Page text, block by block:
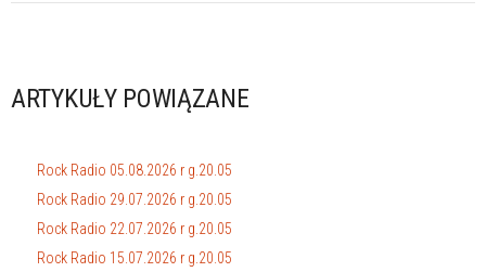
ARTYKUŁY POWIĄZANE
Rock Radio 05.08.2026 r g.20.05
Rock Radio 29.07.2026 r g.20.05
Rock Radio 22.07.2026 r g.20.05
Rock Radio 15.07.2026 r g.20.05